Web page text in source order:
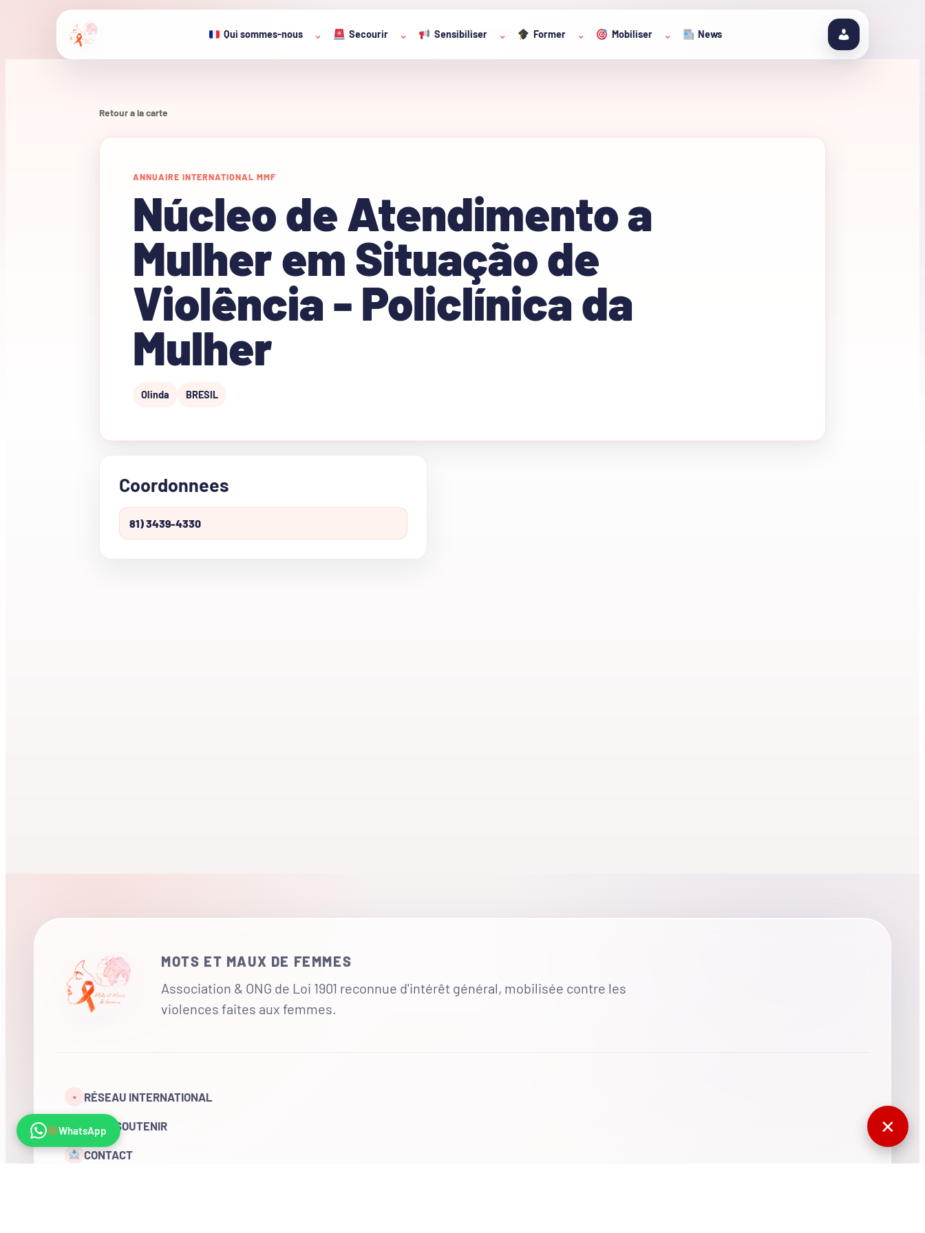
Qui sommes-nous ⌄ Secourir ⌄ Sensibiliser ⌄ Former ⌄ Mobiliser ⌄ News
Retour a la carte
ANNUAIRE INTERNATIONAL MMF
Núcleo de Atendimento a
Mulher em Situação de
Violência - Policlínica da
Mulher
Olinda BRESIL
Coordonnees
81) 3439-4330
MOTS ET MAUX DE FEMMES
Association & ONG de Loi 1901 reconnue d'intérêt général, mobilisée contre les
violences faites aux femmes.
• RÉSEAU INTERNATIONAL
NOUS SOUTENIR
CONTACT
WhatsApp ✕